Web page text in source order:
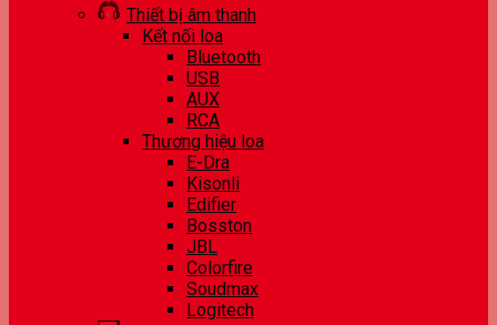
Thiết bị âm thanh
Kết nối loa
Bluetooth
USB
AUX
RCA
Thương hiệu loa
E-Dra
Kisonli
Edifier
Bosston
JBL
Colorfire
Soudmax
Logitech